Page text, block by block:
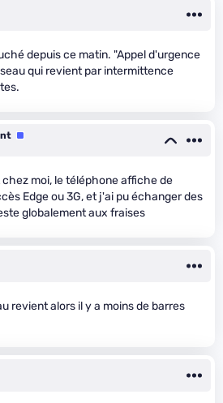
depuis ce matin. "Appel d'urgence
qui revient par intermittence
Équipe
moi, le téléphone affiche de
Edge ou 3G, et j'ai pu échanger des
globalement aux fraises
revient alors il y a moins de barres